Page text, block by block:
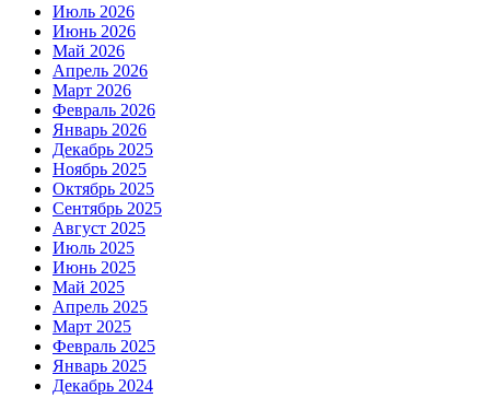
Июль 2026
Июнь 2026
Май 2026
Апрель 2026
Март 2026
Февраль 2026
Январь 2026
Декабрь 2025
Ноябрь 2025
Октябрь 2025
Сентябрь 2025
Август 2025
Июль 2025
Июнь 2025
Май 2025
Апрель 2025
Март 2025
Февраль 2025
Январь 2025
Декабрь 2024